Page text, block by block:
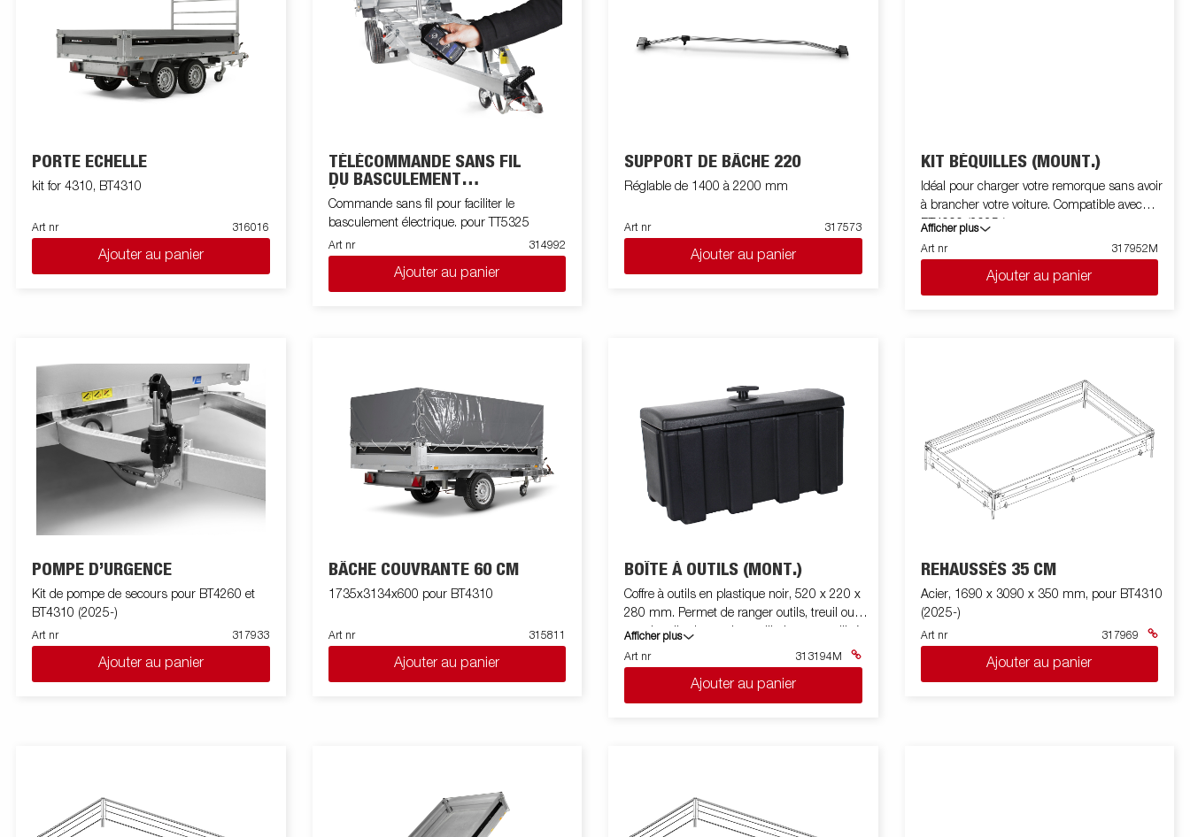
PORTE ECHELLE
kit for 4310, BT4310
Art nr 316016
Ajouter au panier
TÉLÉCOMMANDE SANS FIL
DU BASCULEMENT
ÉLECTRIQUE
Commande sans fil pour faciliter le
basculement électrique. pour TT5325
Art nr 314992
Ajouter au panier
SUPPORT DE BÂCHE 220
Réglable de 1400 à 2200 mm
Art nr 317573
Ajouter au panier
KIT BÉQUILLES (MOUNT.)
Idéal pour charger votre remorque sans avoir
à brancher votre voiture. Compatible avec
BT4000 (2025-).
Afficher plus
Art nr
317952M
Ajouter au panier
POMPE D’URGENCE
Kit de pompe de secours pour BT4260 et
BT4310 (2025-)
Art nr 317933
Ajouter au panier
BÂCHE COUVRANTE 60 CM
1735x3134x600 pour BT4310
Art nr 315811
Ajouter au panier
BOÎTE À OUTILS (MONT.)
Coffre à outils en plastique noir, 520 x 220 x
280 mm. Permet de ranger outils, treuil ou
sangles d'arrimage lorsqu'il n'est pas utilisé.
Ce coffre à outils est équipé d'une serrure
avec deux clés. Le kit comprend un support
et un kit de montage. Monté sur la série
BT4000.
Afficher plus
Art nr
313194M
Ajouter au panier
REHAUSSÉS 35 CM
Acier, 1690 x 3090 x 350 mm, pour BT4310
(2025-)
Art nr 317969
Ajouter au panier